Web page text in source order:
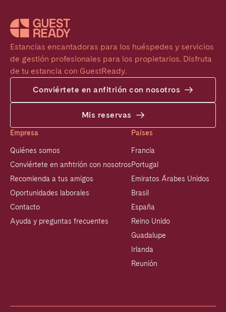
Estancias encantadoras para los huéspedes y servicios
de gestión profesionales para los propietarios. Disfruta
de tu estancia con GuestReady.
Conviértete en anfitrión con nosotros
Mis reservas
Empresa
Quiénes somos
Conviértete en anfitrión con nosotros
Recomienda a tus amigos
Oportunidades laborales
Contacto
Ayuda y preguntas frecuentes
Países
Francia
Portugal
Emiratos Árabes Unidos
Brasil
España
Reino Unido
Guadalupe
Irlanda
Reunión